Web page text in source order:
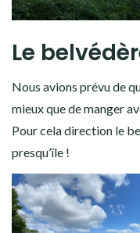
Le
Nous avions prévu de
mieux que de manger
Pour cela direction le
presqu’île !